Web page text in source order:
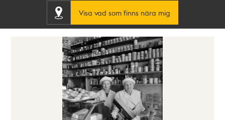
Visa vad som finns nära mig